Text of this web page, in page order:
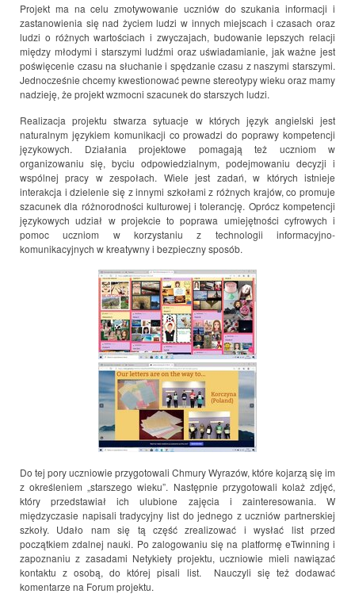
Projekt ma na celu zmotywowanie uczniów do szukania informacji i
zastanowienia się nad życiem ludzi w innych miejscach i czasach oraz
ludzi o różnych wartościach i zwyczajach, budowanie lepszych relacji
między młodymi i starszymi ludźmi oraz uświadamianie, jak ważne jest
poświęcenie czasu na słuchanie i spędzanie czasu z naszymi starszymi.
Jednocześnie chcemy kwestionować pewne stereotypy wieku oraz mamy
nadzieję, że projekt wzmocni szacunek do starszych ludzi.
Realizacja projektu stwarza sytuacje w których język angielski jest
naturalnym językiem komunikacji co prowadzi do poprawy kompetencji
językowych. Działania projektowe pomagają też uczniom w
organizowaniu się, byciu odpowiedzialnym, podejmowaniu decyzji i
wspólnej pracy w zespołach. Wiele jest zadań, w których istnieje
interakcja i dzielenie się z innymi szkołami z różnych krajów, co promuje
szacunek dla różnorodności kulturowej i tolerancję. Oprócz kompetencji
językowych udział w projekcie to poprawa umiejętności cyfrowych i
pomoc uczniom w korzystaniu z technologii informacyjno-
komunikacyjnych w kreatywny i bezpieczny sposób.
Do tej pory uczniowie przygotowali Chmury Wyrazów, które kojarzą się im
z określeniem „starszego wieku”. Następnie przygotowali kolaż zdjęć,
który przedstawiał ich ulubione zajęcia i zainteresowania. W
międzyczasie napisali tradycyjny list do jednego z uczniów partnerskiej
szkoły. Udało nam się tą część zrealizować i wysłać list przed
początkiem zdalnej nauki. Po zalogowaniu się na platformę eTwinning i
zapoznaniu z zasadami Netykiety projektu, uczniowie mieli nawiązać
kontaktu z osobą, do której pisali list. Nauczyli się też dodawać
komentarze na Forum projektu.